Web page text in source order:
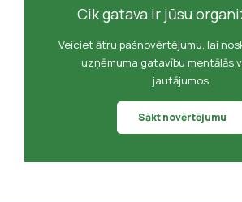
Cik gatava ir jūsu
Veiciet ātru pašnovērtējumu, lai
uzņēmuma gatavību mentālās
jautājumos,
Sākt novērtējumu